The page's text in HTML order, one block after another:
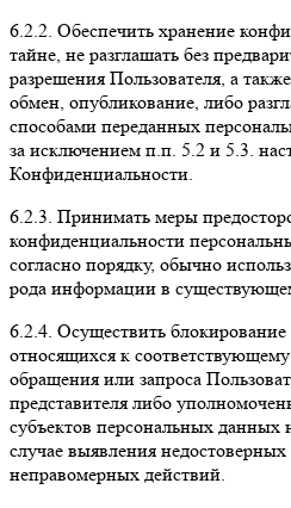
6.2.2. Обеспечить хранение
тайне, не разглашать без
разрешения Пользователя, а
обмен, опубликование, либо
способами переданных
за исключением п.п. 5.2 и 5.3.
Конфиденциальности.
6.2.3. Принимать меры
конфиденциальности
согласно порядку, обычно
рода информации в
6.2.4. Осуществить
относящихся к
обращения или запроса
представителя либо
субъектов персональных данных
случае выявления
неправомерных действий.